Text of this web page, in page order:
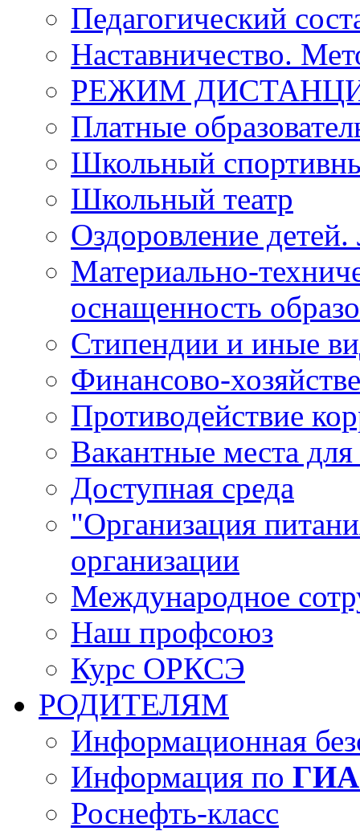
Педагогический
Наставничество.
РЕЖИМ
Платные
Школьный
Школьный театр
Оздоровление детей.
Материально-
оснащенность
Стипендии и иные
Финансово-
Противодействие
Вакантные места
Доступная среда
"Организация
организации
Международное
Наш профсоюз
Курс ОРКСЭ
РОДИТЕЛЯМ
Информационная
Информация по ГИА
Роснефть-класс